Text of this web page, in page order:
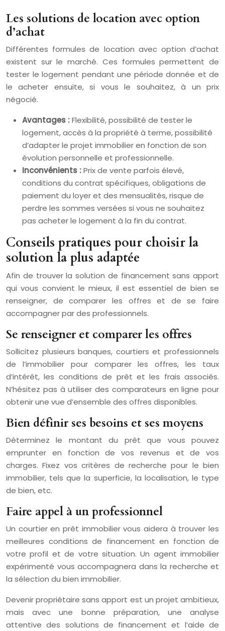
Les solutions de location avec option
d’achat
Différentes formules de location avec option d’achat
existent sur le marché. Ces formules permettent de
tester le logement pendant une période donnée et de
le acheter ensuite, si vous le souhaitez, à un prix
négocié.
Avantages :Flexibilité, possibilité de tester le
logement, accès à la propriété à terme, possibilité
d’adapter le projet immobilier en fonction de son
évolution personnelle et professionnelle.
Inconvénients :Prix de vente parfois élevé,
conditions du contrat spécifiques, obligations de
paiement du loyer et des mensualités, risque de
perdre les sommes versées si vous ne souhaitez
pas acheter le logement à la fin du contrat.
Conseils pratiques pour choisir la
solution la plus adaptée
Afin de trouver la solution de financement sans apport
qui vous convient le mieux, il est essentiel de bien se
renseigner, de comparer les offres et de se faire
accompagner par des professionnels.
Se renseigner et comparer les offres
Sollicitez plusieurs banques, courtiers et professionnels
de l’immobilier pour comparer les offres, les taux
d’intérêt, les conditions de prêt et les frais associés.
N’hésitez pas à utiliser des comparateurs en ligne pour
obtenir une vue d’ensemble des offres disponibles.
Bien définir ses besoins et ses moyens
Déterminez le montant du prêt que vous pouvez
emprunter en fonction de vos revenus et de vos
charges. Fixez vos critères de recherche pour le bien
immobilier, tels que la superficie, la localisation, le type
de bien, etc.
Faire appel à un professionnel
Un courtier en prêt immobilier vous aidera à trouver les
meilleures conditions de financement en fonction de
votre profil et de votre situation. Un agent immobilier
expérimenté vous accompagnera dans la recherche et
la sélection du bien immobilier.
Devenir propriétaire sans apport est un projet ambitieux,
mais avec une bonne préparation, une analyse
attentive des solutions de financement et l’aide de